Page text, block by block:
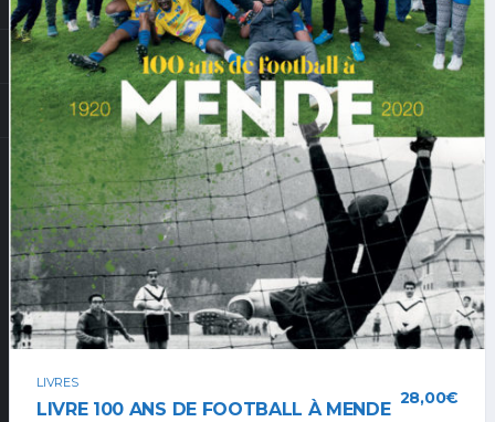
LIVRES
LIVRE 100 ANS DE FOOTBALL À MENDE
28,00€